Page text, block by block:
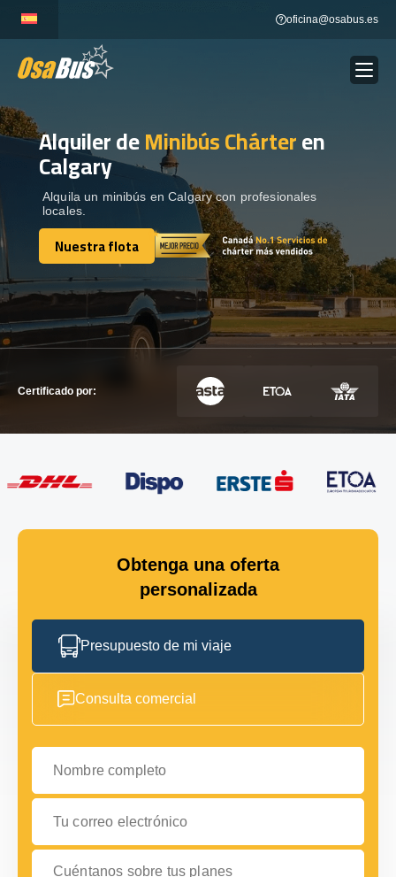
content
oficina@osabus.es
ALQUILER DE AUTOCARES Show dropdown
DESTINOS
RECORRIDAS Show dropdown
Alquiler deMinibús Chárteren
Calgary
Alquila un minibús en Calgary con profesionales
locales.
Nuestra flota
Nuestra flota
Certificado por:
Obtenga una oferta
personalizada
Presupuesto de mi viaje
Consulta comercial
Nombre completo
Tu correo electrónico
Cuéntanos sobre tus planes